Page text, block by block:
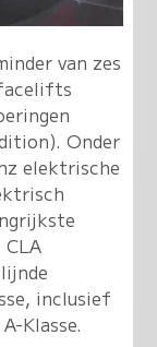
van zes
Onder
elektrische
inclusief
Klasse.